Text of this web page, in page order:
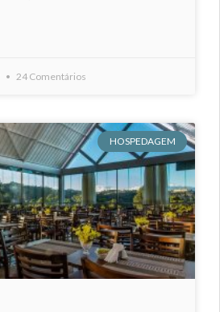
24 Comentários
HOSPEDAGEM